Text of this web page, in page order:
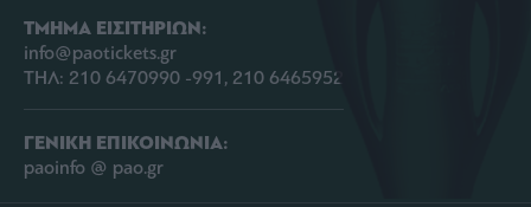
ΤΜΗΜΑ ΕΙΣΙΤΗΡΙΩΝ:
info@paotickets.gr
ΤΗΛ: 210 6470990 -991, 210 6465952
ΓΕΝΙΚΗ ΕΠΙΚΟΙΝΩΝΙΑ:
paoinfo @ pao.gr